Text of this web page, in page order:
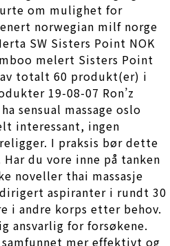
om mulighet for
norwegian milf norge
SW Sisters Point NOK
melert Sisters Point
av totalt 60 produkt(er) i
19-08-07 Ron’z
sensual massage oslo
interessant, ingen
I praksis bør dette
du vore inne på tanken
noveller thai massasje
aspiranter i rundt 30
i andre korps etter behov.
ansvarlig for forsøkene.
mer effektivt og